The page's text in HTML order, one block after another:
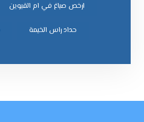
ﺣﺪاد راس اﻟﺨﻴﻤﺔ